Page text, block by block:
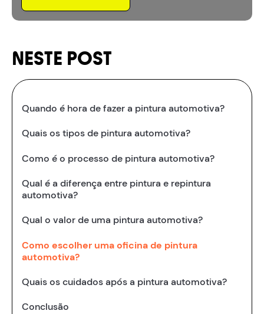
NESTE POST
Quando é hora de fazer a pintura automotiva?
Quais os tipos de pintura automotiva?
Como é o processo de pintura automotiva?
Qual é a diferença entre pintura e repintura
automotiva?
Qual o valor de uma pintura automotiva?
Como escolher uma oficina de pintura
automotiva?
Quais os cuidados após a pintura automotiva?
Conclusão